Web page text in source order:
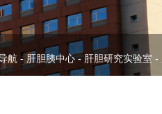
航 -肝胆胰中心 - 肝胆研究实验室 -